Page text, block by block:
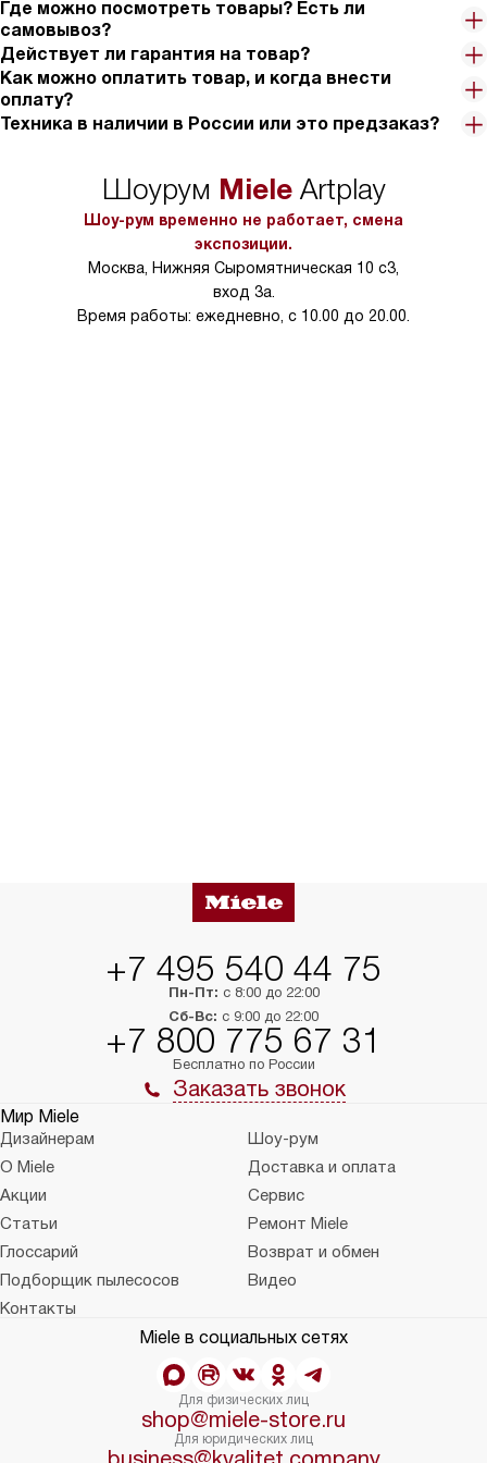
Где можно посмотреть товары? Есть ли
самовывоз?
Действует ли гарантия на товар?
Как можно оплатить товар, и когда внести
оплату?
Техника в наличии в России или это предзаказ?
Шоурум MieleArtplay
Шоу-рум временно не работает, смена
экспозиции.
Москва, Нижняя Сыромятническая 10 с3,
вход 3а.
Время работы: ежедневно, с 10.00 до 20.00.
+7 495 540 44 75
Пн-Пт: с 8:00 до 22:00
Сб-Вс: с 9:00 до 22:00
+7 800 775 67 31
Бесплатно по России
Заказать звонок
Мир Miele
Дизайнерам
Шоу-рум
О Miele
Доставка и оплата
Акции
Сервис
Статьи
Ремонт Miele
Глоссарий
Возврат и обмен
Подборщик пылесосов
Видео
Контакты
Miele в социальных сетях
Для физических лиц
shop@miele-store.ru
Для юридических лиц